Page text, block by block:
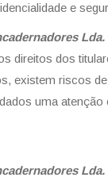
e
Lda.
direitos dos
existem riscos
uma atenção
Lda.